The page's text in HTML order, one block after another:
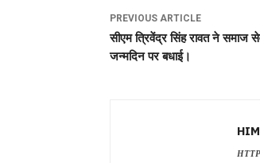
PREVIOUS ARTICLE
सीएम त्रिवेंद्र सिंह रावत ने समाज
जन्मदिन पर बधाई।